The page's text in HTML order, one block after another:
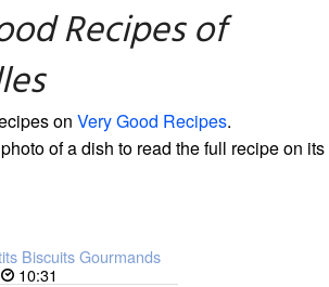
Recipes of
on Very Good Recipes.
of a dish to read the full recipe on its
Biscuits Gourmands
10:31